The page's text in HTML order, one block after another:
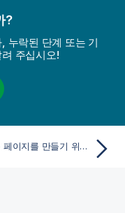
?
누락된 단계 또는 기
주십시오!
앱 방문 페이지를 만들기 위해 기본 북마크 설정